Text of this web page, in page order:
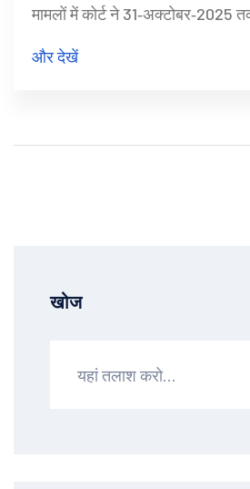
मामलों में कोर्ट ने 31‑अक्टोबर‑2025
कारण किए गए हैं। करदाताओं को नई
और देखें
खोज